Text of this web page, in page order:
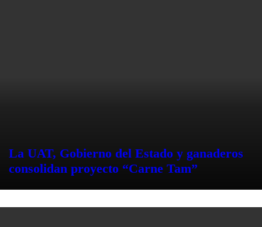
La UAT, Gobierno del Estado y ganaderos
consolidan proyecto “Carne Tam”